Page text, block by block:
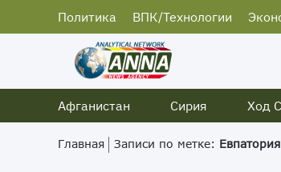
Политика ВПК/Технологии
Афганистан
Сирия Ход
Главная Записи по метке: Евпатория